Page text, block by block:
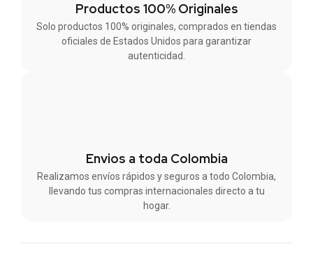
Productos 100% Originales
Solo productos 100% originales, comprados en tiendas
oficiales de Estados Unidos para garantizar
autenticidad.
Envios a toda Colombia
Realizamos envíos rápidos y seguros a todo Colombia,
llevando tus compras internacionales directo a tu
hogar.